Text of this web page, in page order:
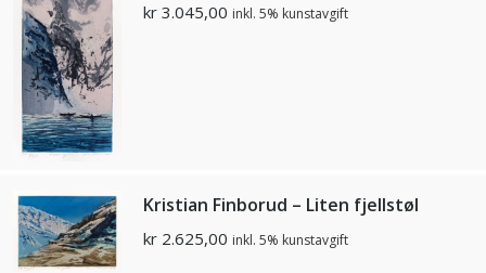
kr 3.045,00 inkl. 5% kunstavgift
Kristian Finborud – Liten fjellstøl
kr 2.625,00 inkl. 5% kunstavgift